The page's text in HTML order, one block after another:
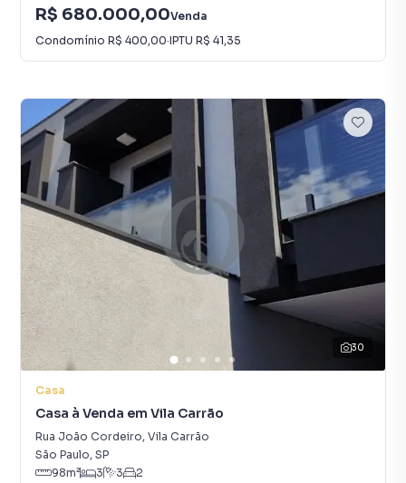
R$ 680.000,00Venda
Condomínio R$ 400,00·IPTU R$ 41,35
30
Casa
Casa à Venda em Vila Carrão
Rua João Cordeiro, Vila Carrão
São Paulo, SP
98m² 3 3 2